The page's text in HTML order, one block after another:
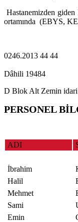
Hastanemizden
ortamında (EBYS,
0246.2013 44 44
Dâhili 19484
D Blok Alt Zemin
PERSONEL
ADI
İbrahim
Halil
Mehmet
Sami
Emin